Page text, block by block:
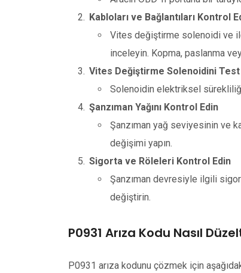
Kabloları ve Bağlantıları Kontrol
Vites değiştirme solenoidi ve
inceleyin. Kopma, paslanma
Vites Değiştirme Solenoidini Test
Solenoidin elektriksel
Şanzıman Yağını Kontrol Edin
Şanzıman yağ seviyesinin ve
değişimi yapın.
Sigorta ve Röleleri Kontrol Edin
Şanzıman devresiyle ilgili
değiştirin.
P0931 Arıza Kodu Nasıl
P0931 arıza kodunu çözmek için